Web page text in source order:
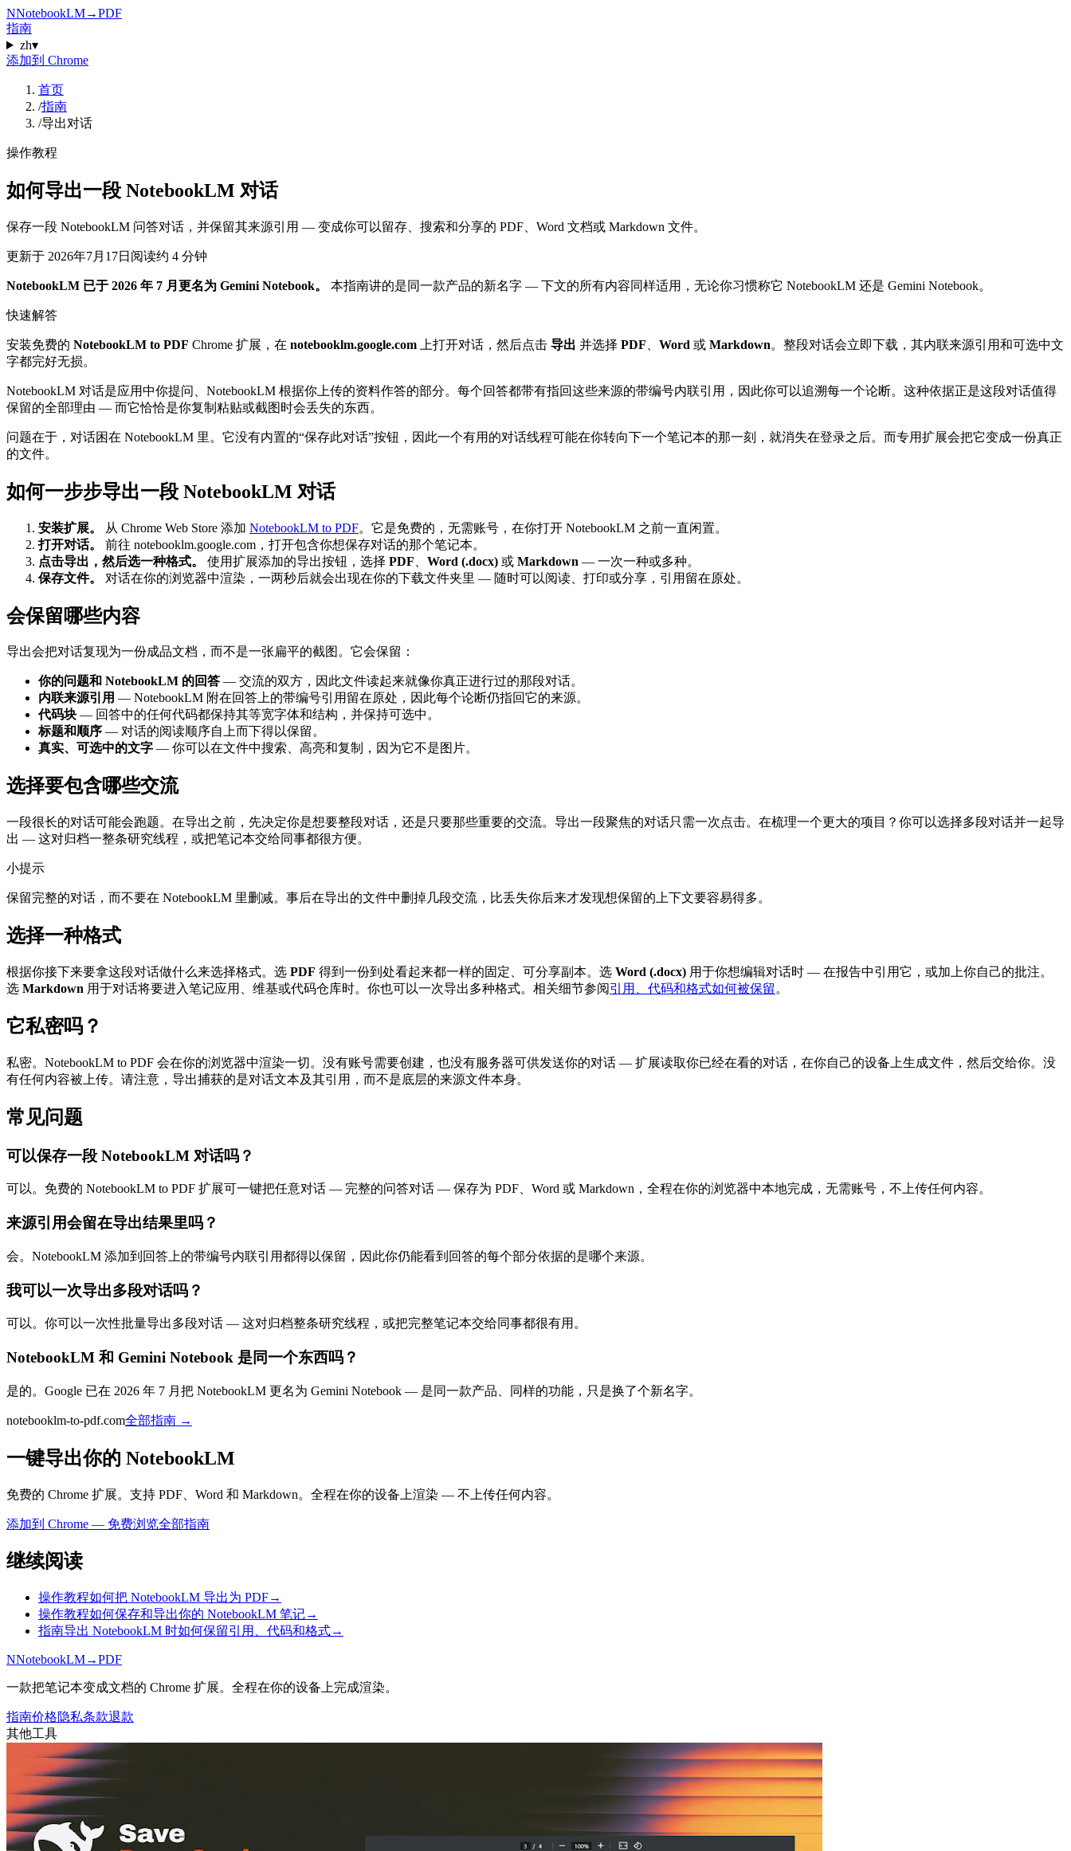
NNotebookLM→PDF
指南
zh▾
添加到 Chrome
首页
/指南
/导出对话
操作教程
如何导出一段 NotebookLM 对话
保存一段 NotebookLM 问答对话，并保留其来源引用 — 变成你可以留存、搜索和分享的 PDF、Word 文档或 Markdown 文件。
更新于 2026年7月17日 阅读约 4 分钟
NotebookLM 已于 2026 年 7 月更名为 Gemini Notebook。 本指南讲的是同一款产品的新名字 — 下文的所有内容同样适用，无论你习惯称它 NotebookLM 还是 Gemini Notebook。
快速解答
安装免费的 NotebookLM to PDF Chrome 扩展，在 notebooklm.google.com 上打开对话，然后点击 导出 并选择 PDF Word 或 Markdown。整段对话会立即下载，其内联来源引用和可选中文
字都完好无损。
NotebookLM 对话是应用中你提问、NotebookLM 根据你上传的资料作答的部分。每个回答都带有指回这些来源的带编号内联引用，因此你可以追溯每一个论断。这种依据正是这段对话值得
保留的全部理由 — 而它恰恰是你复制粘贴或截图时会丢失的东西。
问题在于，对话困在 NotebookLM 里。它没有内置的“保存此对话”按钮，因此一个有用的对话线程可能在你转向下一个笔记本的那一刻，就消失在登录之后。而专用扩展会把它变成一份真正
的文件。
如何一步步导出一段 NotebookLM 对话
安装扩展。 从 Chrome Web Store 添加 NotebookLM to PDF。它是免费的，无需账号，在你打开 NotebookLM 之前一直闲置。
打开对话。
前往 notebooklm.google.com，打开包含你想保存对话的那个笔记本。
点击导出，然后选一种格式。
使用扩展添加的导出按钮，选择 PDF Word (.docx) 或 Markdown — 一次一种或多种。
保存文件。
对话在你的浏览器中渲染，一两秒后就会出现在你的下载文件夹里 — 随时可以阅读、打印或分享，引用留在原处。
会保留哪些内容
导出会把对话复现为一份成品文档，而不是一张扁平的截图。它会保留：
你的问题和 NotebookLM 的回答 — 交流的双方，因此文件读起来就像你真正进行过的那段对话。
内联来源引用 — NotebookLM 附在回答上的带编号引用留在原处，因此每个论断仍指回它的来源。
代码块 — 回答中的任何代码都保持其等宽字体和结构，并保持可选中。
标题和顺序 — 对话的阅读顺序自上而下得以保留。
真实、可选中的文字 — 你可以在文件中搜索、高亮和复制，因为它不是图片。
选择要包含哪些交流
一段很长的对话可能会跑题。在导出之前，先决定你是想要整段对话，还是只要那些重要的交流。导出一段聚焦的对话只需一次点击。在梳理一个更大的项目？你可以选择多段对话并一起导
出 — 这对归档一整条研究线程，或把笔记本交给同事都很方便。
小提示
保留完整的对话，而不要在 NotebookLM 里删减。事后在导出的文件中删掉几段交流，比丢失你后来才发现想保留的上下文要容易得多。
选择一种格式
根据你接下来要拿这段对话做什么来选择格式。选 PDF 得到一份到处看起来都一样的固定、可分享副本。选 Word (.docx) 用于你想编辑对话时 — 在报告中引用它，或加上你自己的批注。
选 Markdown 用于对话将要进入笔记应用、维基或代码仓库时。你也可以一次导出多种格式。相关细节参阅引用、代码和格式如何被保留 。
它私密吗？
私密。NotebookLM to PDF 会在你的浏览器中渲染一切。没有账号需要创建，也没有服务器可供发送你的对话 — 扩展读取你已经在看的对话，在你自己的设备上生成文件，然后交给你。没
有任何内容被上传。请注意，导出捕获的是对话文本及其引用，而不是底层的来源文件本身。
常见问题
可以保存一段 NotebookLM 对话吗？
可以。免费的 NotebookLM to PDF 扩展可一键把任意对话 — 完整的问答对话 — 保存为 PDF、Word 或 Markdown，全程在你的浏览器中本地完成，无需账号，不上传任何内容。
来源引用会留在导出结果里吗？
会。NotebookLM 添加到回答上的带编号内联引用都得以保留，因此你仍能看到回答的每个部分依据的是哪个来源。
我可以一次导出多段对话吗？
可以。你可以一次性批量导出多段对话 — 这对归档整条研究线程，或把完整笔记本交给同事都很有用。
NotebookLM 和 Gemini Notebook 是同一个东西吗？
是的。Google 已在 2026 年 7 月把 NotebookLM 更名为 Gemini Notebook — 是同一款产品、同样的功能，只是换了个新名字。
notebooklm-to-pdf.com全部指南 →
一键导出你的 NotebookLM
免费的 Chrome 扩展。支持 PDF、Word 和 Markdown。全程在你的设备上渲染 — 不上传任何内容。
添加到 Chrome — 免费浏览全部指南
继续阅读
操作教程如何把 NotebookLM 导出为 PDF→
操作教程如何保存和导出你的 NotebookLM 笔记→
指南导出 NotebookLM 时如何保留引用、代码和格式→
NNotebookLM→PDF
一款把笔记本变成文档的 Chrome 扩展。全程在你的设备上完成渲染。
指南价格隐私条款退款
其他工具